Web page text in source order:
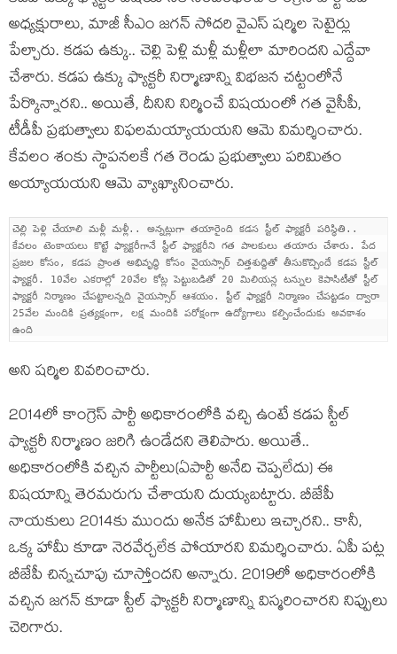
అధ్య‌క్షురాలు, మాజీ సీఎం జ‌గ‌న్ సోద‌రి వైఎస్ ష‌ర్మిల సెటైర్లు
పేల్చారు. క‌డ‌ప ఉక్కు.. చెల్లి పెళ్లి మ‌ళ్లీ మ‌ళ్లీలా మారింద‌ని ఎద్దేవా
చేశారు. క‌డ‌ప ఉక్కు ఫ్యాక్ట‌రీ నిర్మాణాన్ని విభ‌జ‌న చ‌ట్టంలోనే
పేర్కొన్నార‌ని.. అయితే, దీనిని నిర్మించే విష‌యంలో గ‌త వైసీపీ,
టీడీపీ ప్ర‌భుత్వాలు విఫ‌ల‌మ‌య్యాయ‌య‌ని ఆమె విమ‌ర్శించారు.
కేవ‌లం శంకు స్థాప‌న‌ల‌కే గ‌త రెండు ప్ర‌భుత్వాలు ప‌రిమితం
అయ్యాయ‌య‌ని ఆమె వ్యాఖ్యానించారు.
చెల్లి పెళ్లి చేయాలి మళ్లీ మళ్లీ.. అన్నట్లుగా తయారైంది కడస స్టీల్ ఫ్యాక్టరీ పరిస్థితి..
కేవలం టెంకాయలు కొట్టే ఫ్యాక్టరీగానే స్టీల్ ఫ్యాక్టరీని గత పాలకులు తయారు చేశారు. పేద
ప్రజల కోసం, కడప ప్రాంత అభివృద్ధి కోసం వైయస్సార్ చిత్తశుద్దితో తీసుకొచ్చిందే కడప స్టీల్
ఫ్యాక్టరీ. 10వేల ఎకరాల్లో 20వేల కోట్ల పెట్టుబడితో 20 మిలియన్ల టన్నుల కెపాసిటీతో స్టీల్
ఫ్యాక్టరీ నిర్మాణం చేపట్టాలన్నది వైయస్సార్ ఆశయం. స్టీల్ ఫ్యాక్టరీ నిర్మాణం చేపట్టడం ద్వారా
25వేల మందికి ప్రత్యక్షంగా, లక్ష మందికి పరోక్షంగా ఉద్యోగాలు కల్పించేందుకు అవకాశం
ఉంది
అని ష‌ర్మిల వివ‌రించారు.
2014లో కాంగ్రెస్ పార్టీ అధికారంలోకి వచ్చి ఉంటే క‌డప స్టీల్
ఫ్యాక్టరీ నిర్మాణం జరిగి ఉండేదని తెలిపారు. అయితే..
అధికారంలోకి వ‌చ్చిన పార్టీలు(ఏపార్టీ అనేది చెప్ప‌లేదు) ఈ
విష‌యాన్ని తెర‌మ‌రుగు చేశాయ‌ని దుయ్య‌బట్టారు. బీజేపీ
నాయ‌కులు 2014కు ముందు అనేక హామీలు ఇచ్చార‌ని.. కానీ,
ఒక్క హామీ కూడా నెర‌వేర్చ‌లేక పోయార‌ని విమ‌ర్శించారు. ఏపీ పట్ల
బీజేపీ చిన్నచూపు చూస్తోందని అన్నారు. 2019లో అధికారంలోకి
వచ్చిన జగన్ కూడా స్టీల్ ఫ్యాక్టరీ నిర్మాణాన్ని విస్మరించారని నిప్పులు
చెరిగారు.